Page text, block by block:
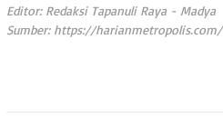
Editor: Redaksi Tapanuli Raya - Madya
Sumber: https://